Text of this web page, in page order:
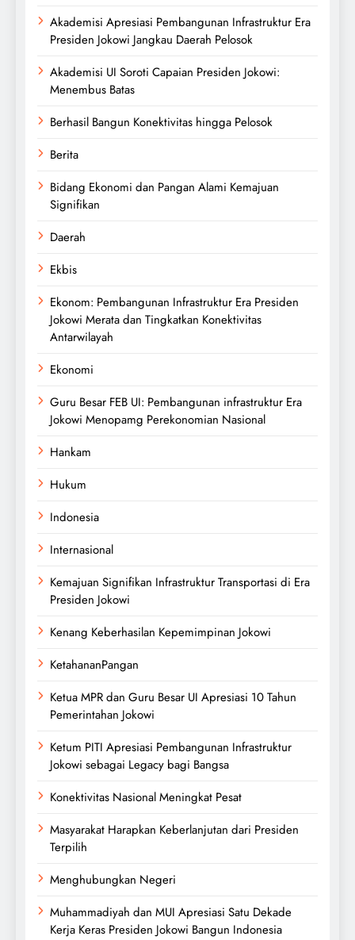
Akademisi Apresiasi Pembangunan Infrastruktur Era
Presiden Jokowi Jangkau Daerah Pelosok
Akademisi UI Soroti Capaian Presiden Jokowi:
Menembus Batas
Berhasil Bangun Konektivitas hingga Pelosok
Berita
Bidang Ekonomi dan Pangan Alami Kemajuan
Signifikan
Daerah
Ekbis
Ekonom: Pembangunan Infrastruktur Era Presiden
Jokowi Merata dan Tingkatkan Konektivitas
Antarwilayah
Ekonomi
Guru Besar FEB UI: Pembangunan infrastruktur Era
Jokowi Menopamg Perekonomian Nasional
Hankam
Hukum
Indonesia
Internasional
Kemajuan Signifikan Infrastruktur Transportasi di Era
Presiden Jokowi
Kenang Keberhasilan Kepemimpinan Jokowi
KetahananPangan
Ketua MPR dan Guru Besar UI Apresiasi 10 Tahun
Pemerintahan Jokowi
Ketum PITI Apresiasi Pembangunan Infrastruktur
Jokowi sebagai Legacy bagi Bangsa
Konektivitas Nasional Meningkat Pesat
Masyarakat Harapkan Keberlanjutan dari Presiden
Terpilih
Menghubungkan Negeri
Muhammadiyah dan MUI Apresiasi Satu Dekade
Kerja Keras Presiden Jokowi Bangun Indonesia